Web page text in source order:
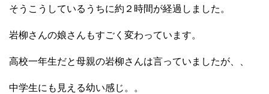
そうこうしているうちに約２時間が経過しました。
岩柳さんの娘さんもすごく変わっています。
高校一年生だと母親の岩柳さんは言っていましたが、、
中学生にも見える幼い感じ。。